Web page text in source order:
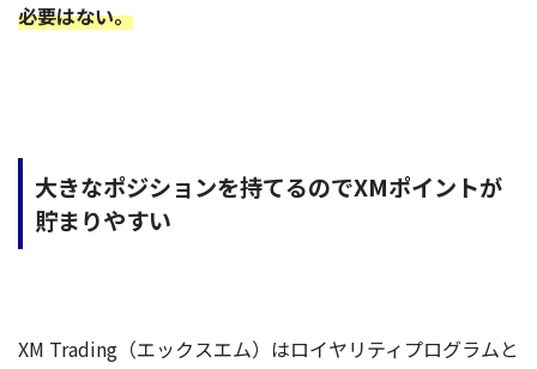
必要はない。
大きなポジションを持てるのでXMポイントが
貯まりやすい
XM Trading（エックスエム）はロイヤリティプログラムと